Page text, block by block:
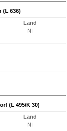
(L 636)
Land
NI
(L 495/K 30)
Land
NI